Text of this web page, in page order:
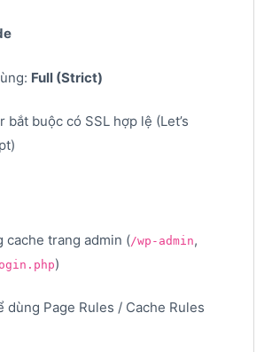
Full (Strict)
bắt buộc có SSL hợp lệ (Let’s
cache trang admin (/wp-admin,
)
dùng Page Rules / Cache Rules